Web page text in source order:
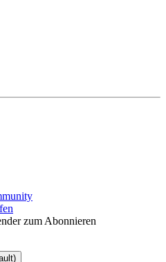
zum Abonnieren